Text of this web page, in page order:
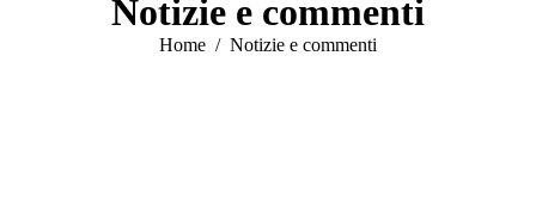
Notizie e commenti
Tu sei qui:
Home Notizie e commenti